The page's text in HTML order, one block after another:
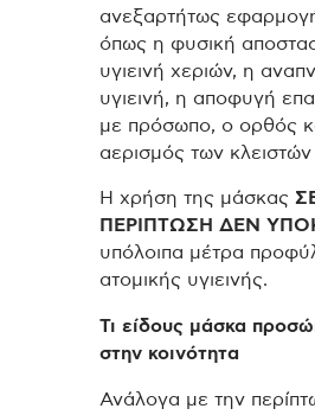
ανεξαρτήτως
όπως η φυσική
υγιεινή χεριών, η
υγιεινή, η αποφυγή
με πρόσωπο, ο ορθός
αερισμός των
Η χρήση της μάσκας
ΠΕΡΙΠΤΩΣΗ ΔΕΝ
υπόλοιπα μέτρα
ατομικής υγιεινής.
Τι είδους μάσκα
στην κοινότητα
Ανάλογα με την